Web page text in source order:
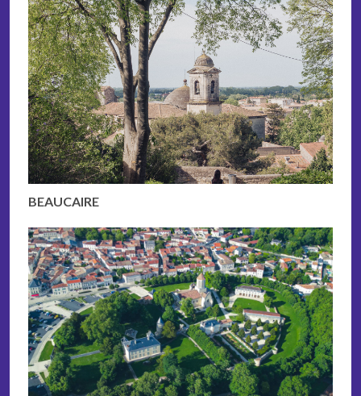
BEAUCAIRE